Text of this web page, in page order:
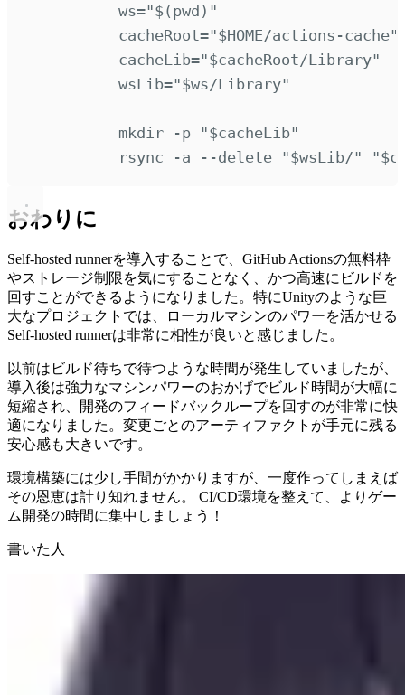
ws="$(pwd)"
cacheRoot="$HOME/actions-cache"
cacheLib="$cacheRoot/Library"
wsLib="$ws/Library"
mkdir -p "$cacheLib"
rsync -a --delete "$wsLib/"
おわりに
Self-hosted runnerを導入することで、GitHub Actionsの無料枠
やストレージ制限を気にすることなく、かつ高速にビルドを
回すことができるようになりました。特にUnityのような巨
大なプロジェクトでは、ローカルマシンのパワーを活かせる
Self-hosted runnerは非常に相性が良いと感じました。
以前はビルド待ちで待つような時間が発生していましたが、
導入後は強力なマシンパワーのおかげでビルド時間が大幅に
短縮され、開発のフィードバックループを回すのが非常に快
適になりました。変更ごとのアーティファクトが手元に残る
安心感も大きいです。
環境構築には少し手間がかかりますが、一度作ってしまえば
その恩恵は計り知れません。 CI/CD環境を整えて、よりゲー
ム開発の時間に集中しましょう！
書いた人